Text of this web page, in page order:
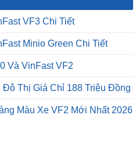
VF3 Chi Tiết
Minio Green Chi Tiết
Và VinFast VF2
Thị Giá Chỉ 188 Triệu Đồng
Màu Xe VF2 Mới Nhất 2026